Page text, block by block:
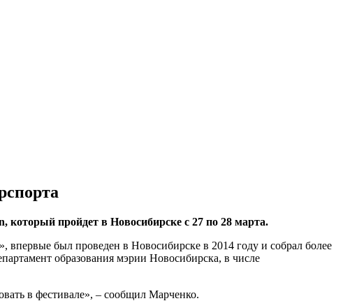
который пройдет в Новосибирске с 27 по 28 марта.
впервые был проведен в Новосибирске в 2014 году и собрал более
образования мэрии Новосибирска, в числе
в фестивале», – сообщил Марченко.